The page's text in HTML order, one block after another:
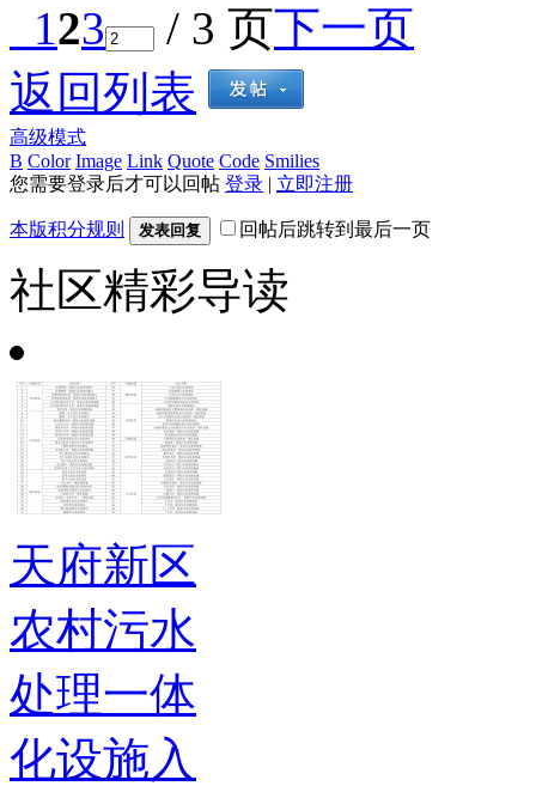
123 / 3 页下一页
返回列表
高级模式
B Color Image Link Quote Code Smilies
您需要登录后才可以回帖 登录 | 立即注册
本版积分规则 发表回复 回帖后跳转到最后一页
社区精彩导读
天府新区
农村污水
处理一体
化设施入